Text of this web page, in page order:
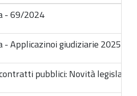
- 69/2024
- Applicazinoi giudiziarie 2025
contratti pubblici: Novità